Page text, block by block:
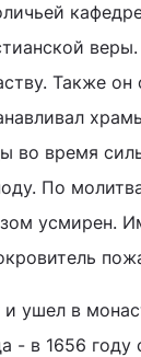
Также
во время
По
усмирен.
и ушел в
- в 1656